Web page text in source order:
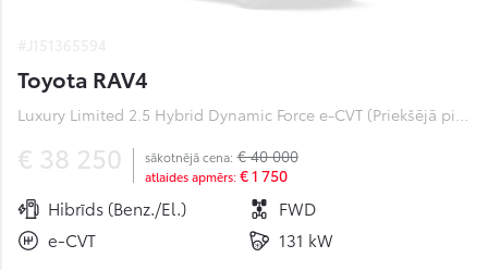
Toyota RAV4
Luxury Limited 2.5 Hybrid Dynamic Force e-CVT (Priekšējā piedziņa) (131 kW)
€ 38 250 sākotnējā cena: € 40 000
atlaides apmērs: € 1 750
Hibrīds (Benz./El.)
FWD
e-CVT
131 kW